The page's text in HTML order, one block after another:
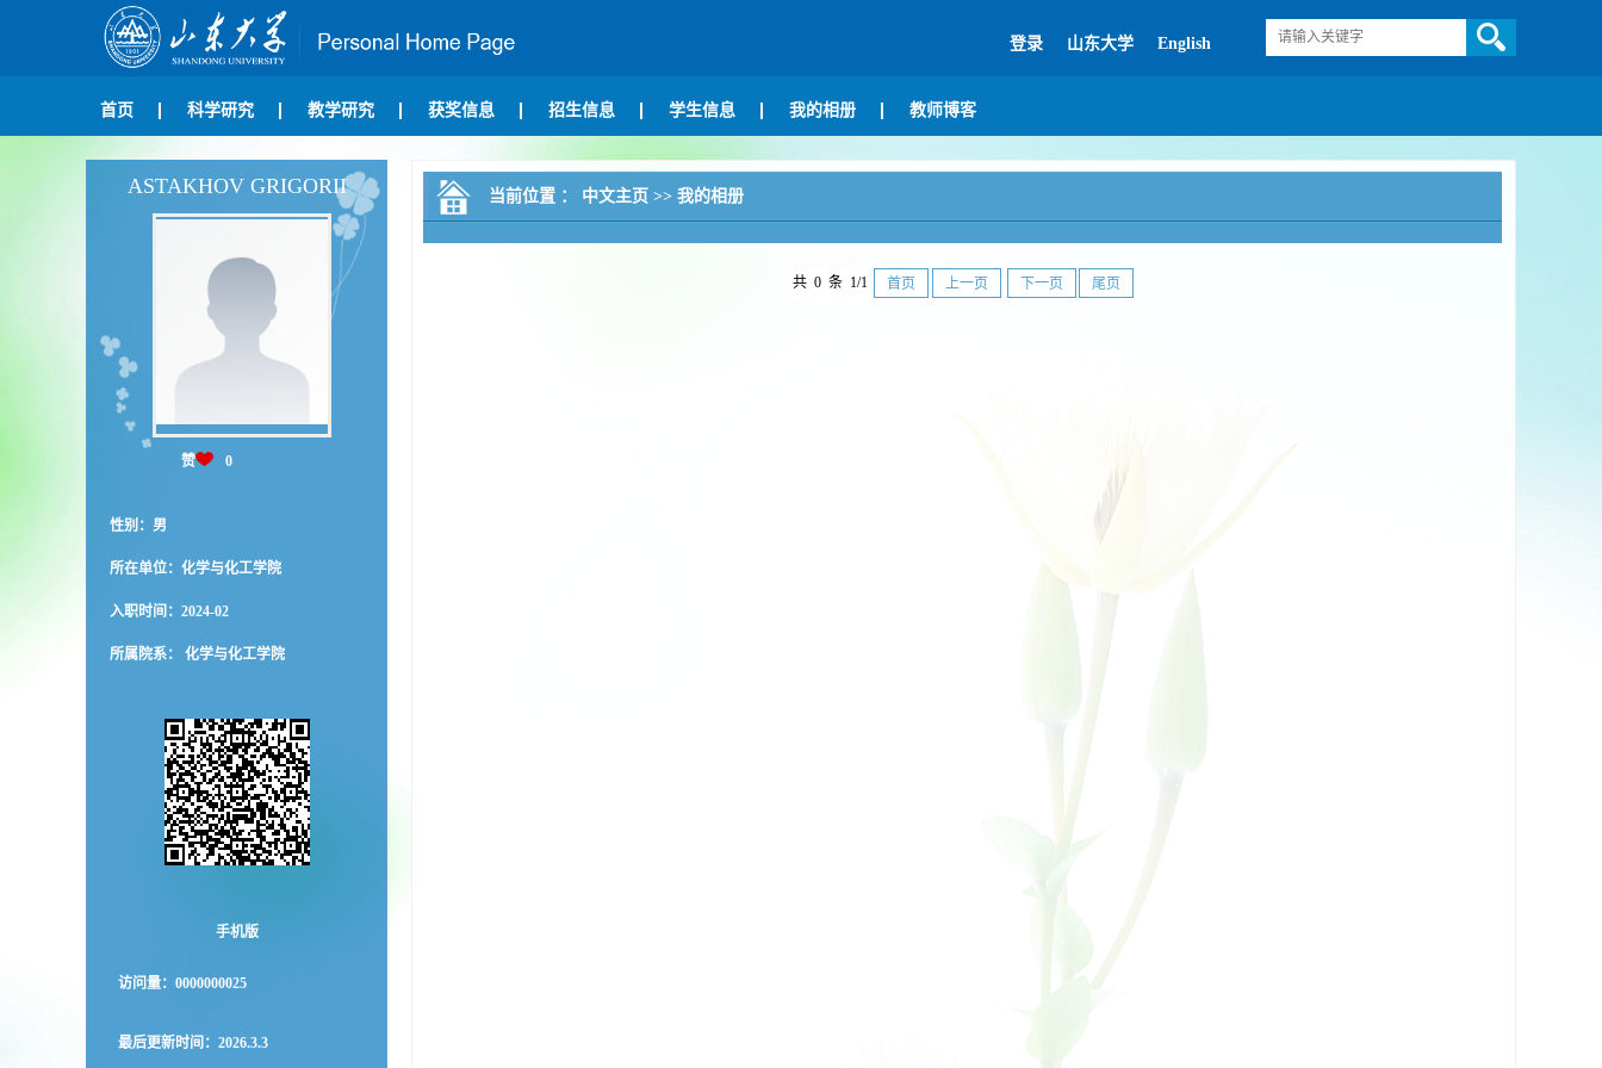
登录 山东大学 English
首页 科学研究 教学研究 获奖信息 招生信息 学生信息 我的相册 教师博客
ASTAKHOV GRIGORII
赞 0
性别：男
所在单位：化学与化工学院
入职时间：2024-02
所属院系： 化学与化工学院
手机版
访问量： 0000000025
最后更新时间： 2026.3.3
当前位置 ： 中文主页 >> 我的相册
共 0 条 1/1 首页 上一页 下一页 尾页